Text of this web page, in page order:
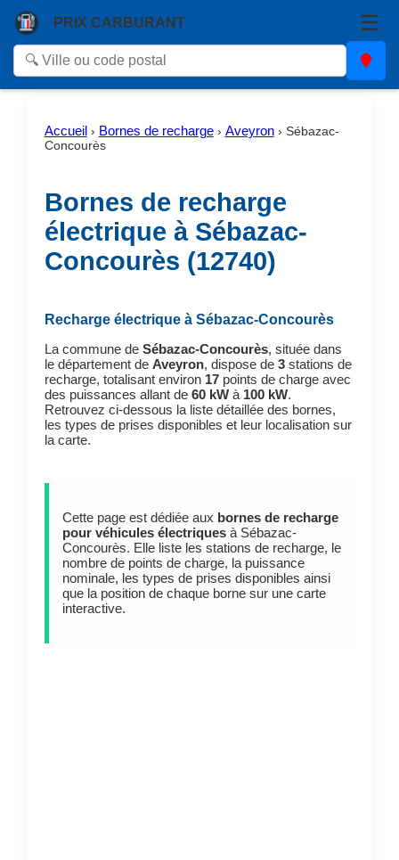
PRIX CARBURANT ☰
Accueil › Bornes de recharge› Aveyron› Sébazac-
Concourès
Bornes de recharge
électrique à Sébazac-
Concourès (12740)
Recharge électrique à Sébazac-Concourès
La commune de Sébazac-Concourès, située dans
le département de Aveyron, dispose de 3stations de
recharge, totalisant environ 17points de charge avec
des puissances allant de 60 kWà 100 kW.
Retrouvez ci-dessous la liste détaillée des bornes,
les types de prises disponibles et leur localisation sur
la carte.
Cette page est dédiée aux bornes de recharge
pour véhicules électriquesà Sébazac-
Concourès. Elle liste les stations de recharge, le
nombre de points de charge, la puissance
nominale, les types de prises disponibles ainsi
que la position de chaque borne sur une carte
interactive.